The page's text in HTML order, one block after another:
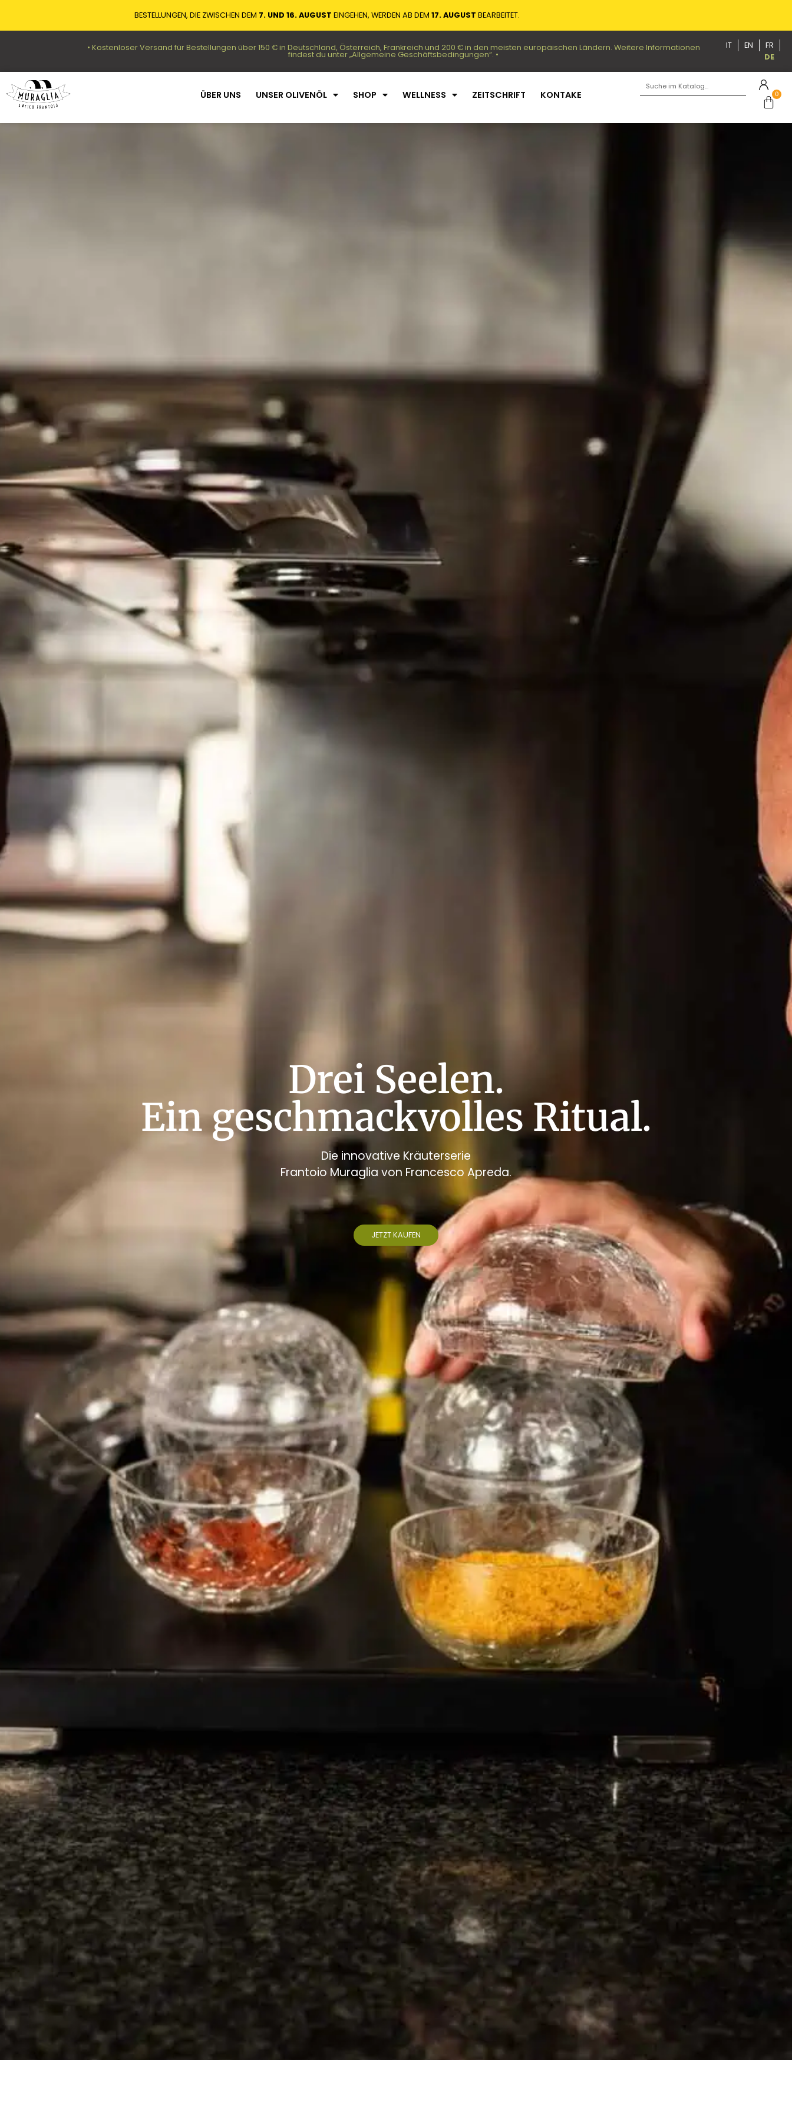
BESTELLUNGEN, DIE ZWISCHEN DEM 7. UND 16. AUGUST EINGEHEN, WERDEN AB DEM 17. AUGUST BEARBEITET.
• Kostenloser Versand für Bestellungen über 150 € in Deutschland, Österreich, Frankreich und 200 € in den meisten europäischen Ländern. Weitere Informationen
findest du unter „Allgemeine Geschäftsbedingungen“. •
IT EN
FR
DE
ÜBER UNS UNSER OLIVENÖL SHOP WELLNESS ZEITSCHRIFT KONTAKE 0
Drei Seelen.
Ein geschmackvolles Ritual.
Die innovative Kräuterserie
Frantoio Muraglia von Francesco Apreda.
JETZT KAUFEN